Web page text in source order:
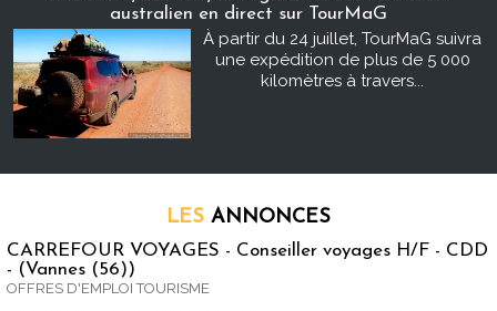
australien en direct sur TourMaG
À partir du 24 juillet, TourMaG suivra
une expédition de plus de 5 000
kilomètres à travers...
LES ANNONCES
CARREFOUR VOYAGES - Conseiller voyages H/F - CDD
- (Vannes (56))
OFFRES D'EMPLOI TOURISME